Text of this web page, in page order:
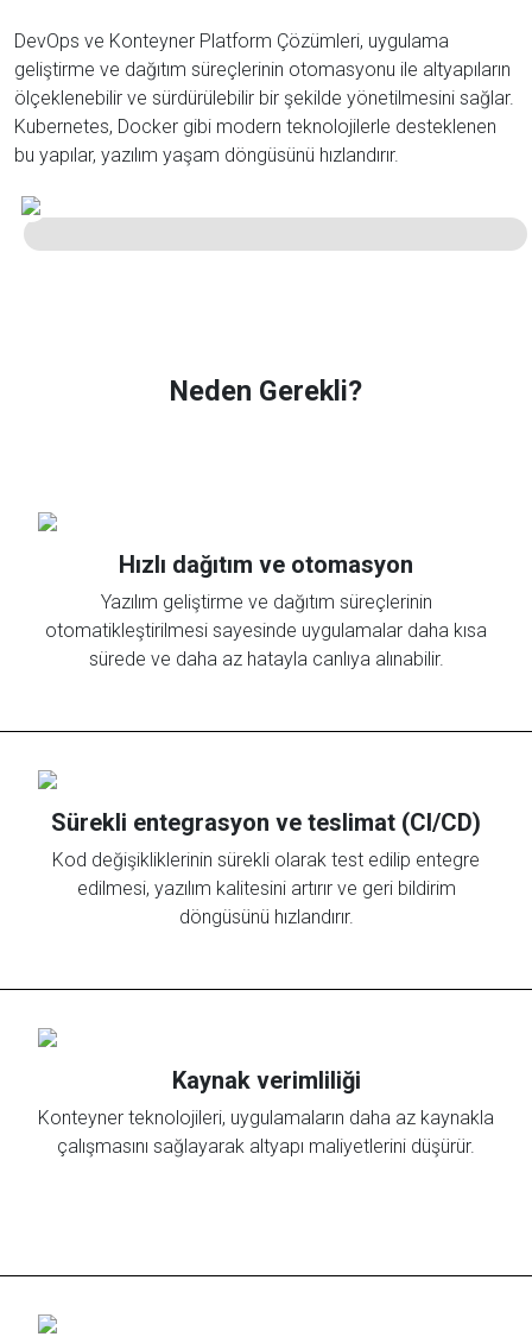
DevOps ve Konteyner Platform Çözümleri, uygulama
geliştirme ve dağıtım süreçlerinin otomasyonu ile altyapıların
ölçeklenebilir ve sürdürülebilir bir şekilde yönetilmesini sağlar.
Kubernetes, Docker gibi modern teknolojilerle desteklenen
bu yapılar, yazılım yaşam döngüsünü hızlandırır.
Neden Gerekli?
Hızlı dağıtım ve otomasyon
Yazılım geliştirme ve dağıtım süreçlerinin
otomatikleştirilmesi sayesinde uygulamalar daha kısa
sürede ve daha az hatayla canlıya alınabilir.
Sürekli entegrasyon ve teslimat (CI/CD)
Kod değişikliklerinin sürekli olarak test edilip entegre
edilmesi, yazılım kalitesini artırır ve geri bildirim
döngüsünü hızlandırır.
Kaynak verimliliği
Konteyner teknolojileri, uygulamaların daha az kaynakla
çalışmasını sağlayarak altyapı maliyetlerini düşürür.